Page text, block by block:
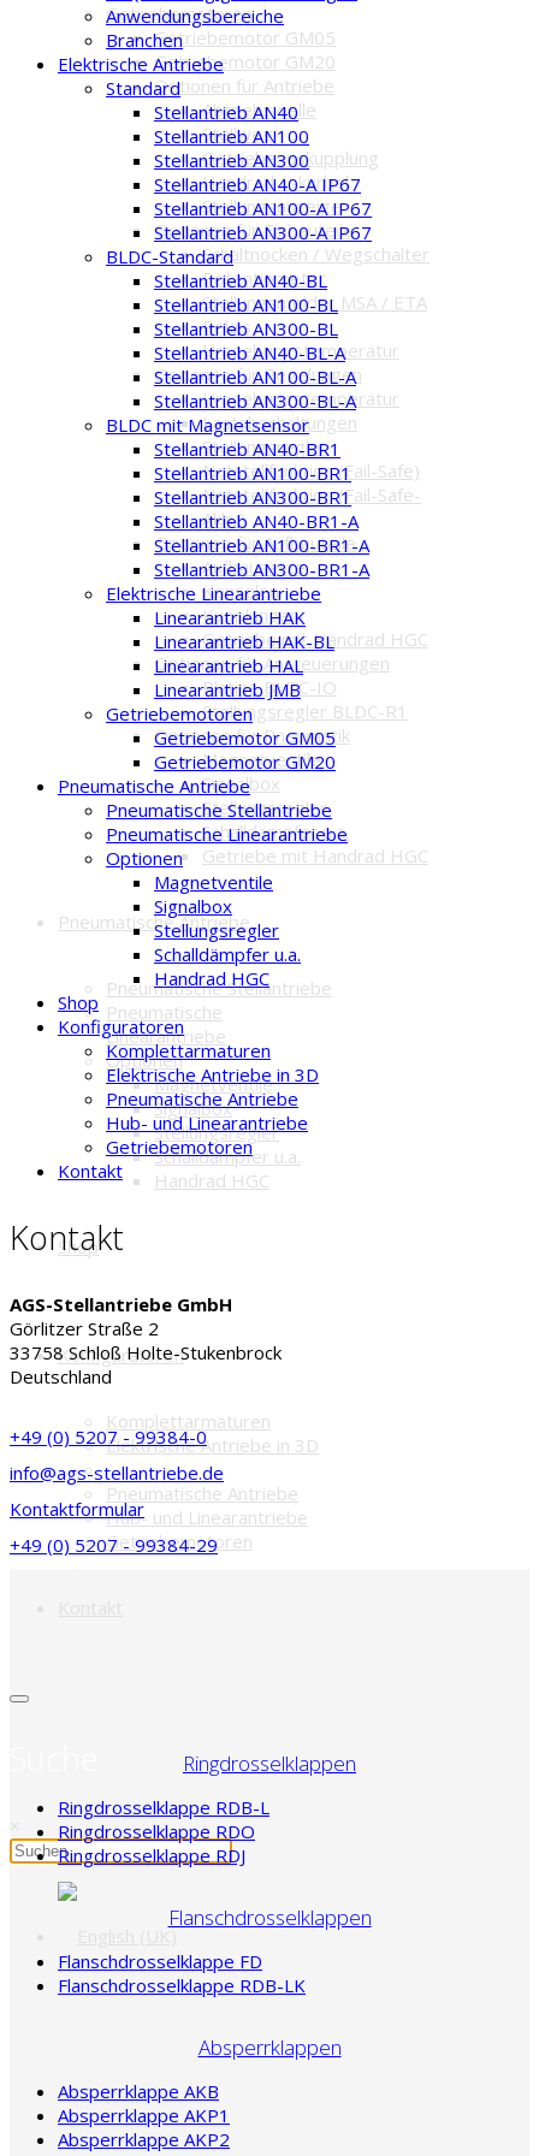
Getriebemotoren
Getriebemotor GM05
Getriebemotor GM20
Optionen für Antriebe
Abtriebswelle
Stellweg
Getriebeauskupplung
Handrad / -kurbel
Stellungsanzeige
Optionen für Einbauteile
Schaltnocken / Wegschalter
Potentiometer
Stellungsmelder MSA / ETA
Relais
Umgebungstemperatur
Optionen für Regelungen
Umgebungstemperatur
Lastabschaltungen
Stellungsregler
Notstellfunktion (Fail-Safe)
Notstellfunktion (Fail-Safe-
Akku)
Optionen für Aufbauteile
Aufbausätze
Konsolen
Kupplungen
Getriebe mit Handrad HGC
Optionen für Ansteuerungen
Platine BLDC-IO
Stellungsregler BLDC-R1
Optionen für Pneumatik
Magnetventile
Signalbox
Stellungsregler
Schalldämpfer u.a.
Getriebe mit Handrad HGC
Pneumatische Antriebe
Pneumatische Stellantriebe
Pneumatische
Linearantriebe
Optionen
Magnetventile
Signalbox
Stellungsregler
Schalldämpfer u.a.
Handrad HGC
Shop
Konfiguratoren
Komplettarmaturen
Elektrische Antriebe in 3D
Pneumatische Antriebe
Hub- und Linearantriebe
Getriebemotoren
Anwendungsbereiche
Branchen
Elektrische Antriebe
Standard
Stellantrieb AN40
Stellantrieb AN100
Stellantrieb AN300
Stellantrieb AN40-A IP67
Stellantrieb AN100-A IP67
Stellantrieb AN300-A IP67
BLDC-Standard
Stellantrieb AN40-BL
Stellantrieb AN100-BL
Stellantrieb AN300-BL
Stellantrieb AN40-BL-A
Stellantrieb AN100-BL-A
Stellantrieb AN300-BL-A
BLDC mit Magnetsensor
Stellantrieb AN40-BR1
Stellantrieb AN100-BR1
Stellantrieb AN300-BR1
Stellantrieb AN40-BR1-A
Stellantrieb AN100-BR1-A
Stellantrieb AN300-BR1-A
Elektrische Linearantriebe
Linearantrieb HAK
Linearantrieb HAK-BL
Linearantrieb HAL
Linearantrieb JMB
Getriebemotoren
Getriebemotor GM05
Getriebemotor GM20
Pneumatische Antriebe
Pneumatische Stellantriebe
Pneumatische Linearantriebe
Optionen
Magnetventile
Signalbox
Stellungsregler
Schalldämpfer u.a.
Handrad HGC
Shop
Konfiguratoren
Komplettarmaturen
Elektrische Antriebe in 3D
Pneumatische Antriebe
Hub- und Linearantriebe
Getriebemotoren
Kontakt
Kontakt
AGS-Stellantriebe GmbH
Görlitzer Straße 2
33758 Schloß Holte-Stukenbrock
Deutschland
+49 (0) 5207 - 99384-0
info@ags-stellantriebe.de
Kontaktformular
+49 (0) 5207 - 99384-29
Ringdrosselklappen
Ringdrosselklappe RDB-L
Ringdrosselklappe RDO
Ringdrosselklappe RDJ
Flanschdrosselklappen
Flanschdrosselklappe FD
Flanschdrosselklappe RDB-LK
Absperrklappen
Absperrklappe AKB
Absperrklappe AKP1
Absperrklappe AKP2